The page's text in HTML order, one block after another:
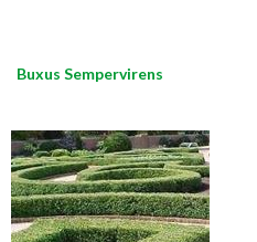
Buxus Sempervirens